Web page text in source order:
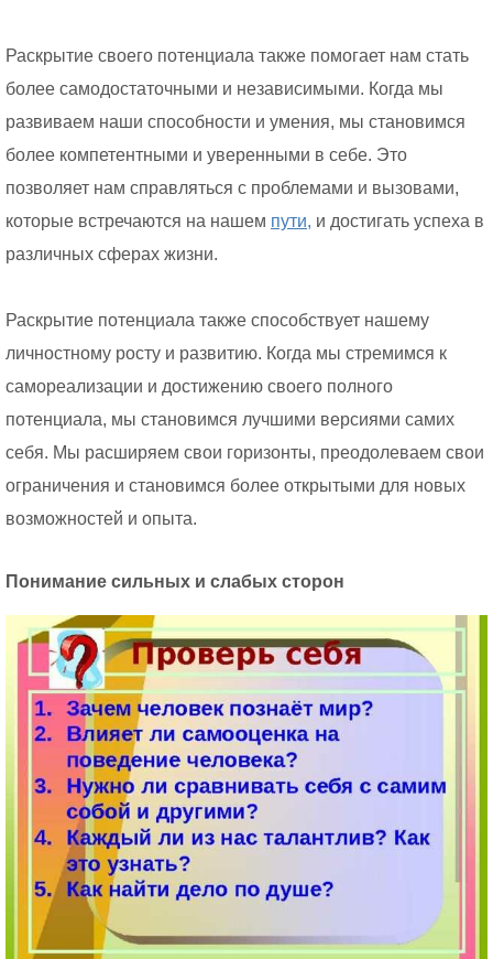
Раскрытие своего потенциала также помогает нам стать
более самодостаточными и независимыми. Когда мы
развиваем наши способности и умения, мы становимся
более компетентными и уверенными в себе. Это
позволяет нам справляться с проблемами и вызовами,
которые встречаются на нашем пути, и достигать успеха в
различных сферах жизни.
Раскрытие потенциала также способствует нашему
личностному росту и развитию. Когда мы стремимся к
самореализации и достижению своего полного
потенциала, мы становимся лучшими версиями самих
себя. Мы расширяем свои горизонты, преодолеваем свои
ограничения и становимся более открытыми для новых
возможностей и опыта.
Понимание сильных и слабых сторон